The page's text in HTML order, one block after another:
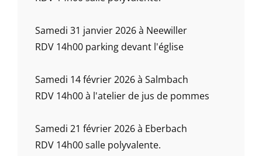
Samedi 31 janvier 2026 à Neewiller
RDV 14h00 parking devant l'église
Samedi 14 février 2026 à Salmbach
RDV 14h00 à l'atelier de jus de pommes
Samedi 21 février 2026 à Eberbach
RDV 14h00 salle polyvalente.